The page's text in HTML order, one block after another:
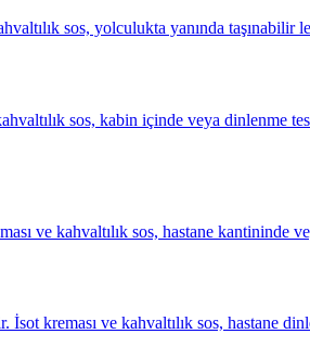
sos, yolculukta yanında
sos, kabin içinde veya dinlenme
ve kahvaltılık sos, hastane kantininde
kreması ve kahvaltılık sos, hastane